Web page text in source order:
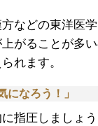
などの東洋医
がることが多
れます。
になろう！」
指圧しましょう